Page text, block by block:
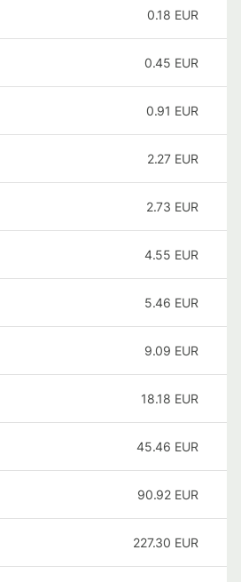
0.18 EUR
0.45 EUR
0.91 EUR
2.27 EUR
2.73 EUR
4.55 EUR
5.46 EUR
9.09 EUR
18.18 EUR
45.46 EUR
90.92 EUR
227.30 EUR